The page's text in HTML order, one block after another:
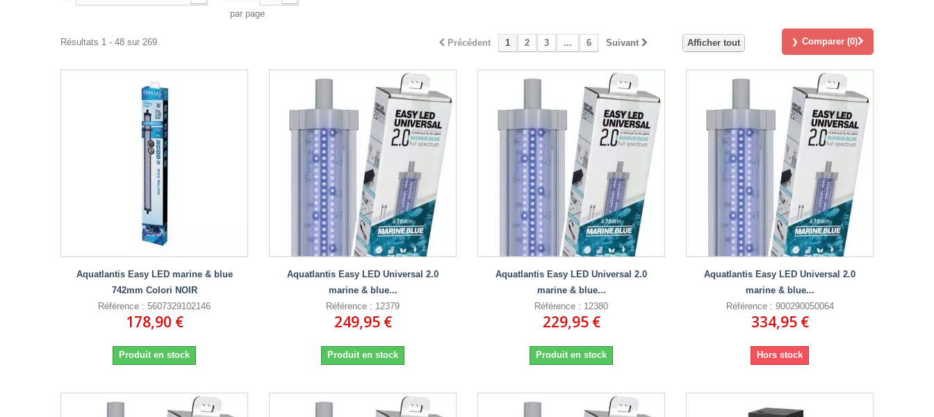
par page
Comparer (0)
Afficher tout
Précédent 1 2 3 ... 6 Suivant
Résultats 1 - 48 sur 269.
Aquatlantis Easy LED marine & blue
742mm Colori NOIR
Référence : 5607329102146
178,90 €
Produit en stock
Aquatlantis Easy LED Universal 2.0
marine & blue...
Référence : 12379
249,95 €
Produit en stock
Aquatlantis Easy LED Universal 2.0
marine & blue...
Référence : 12380
229,95 €
Produit en stock
Aquatlantis Easy LED Universal 2.0
marine & blue...
Référence : 900290050064
334,95 €
Hors stock